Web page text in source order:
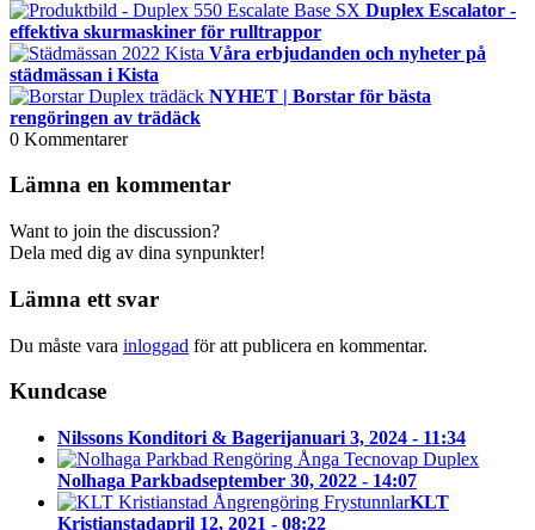
Duplex Escalator -
effektiva skurmaskiner för rulltrappor
Våra erbjudanden och nyheter på
städmässan i Kista
NYHET | Borstar för bästa
rengöringen av trädäck
0 Kommentarer
Lämna en kommentar
Want to join the discussion?
Dela med dig av dina synpunkter!
Lämna ett svar
Du måste vara inloggad för att publicera en kommentar.
Kundcase
Nilssons Konditori & Bagerijanuari 3, 2024 - 11:34
Nolhaga Parkbadseptember 30, 2022 - 14:07
KLT
Kristianstadapril 12, 2021 - 08:22